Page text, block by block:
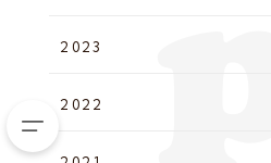
2023
2022